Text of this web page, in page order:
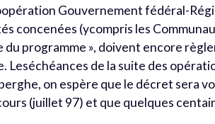
Gouvernement fédéral-
concenées (ycompris les
du programme », doivent encore
Leséchéances de la suite des
on espère que le décret sera
(juillet 97) et que quelques